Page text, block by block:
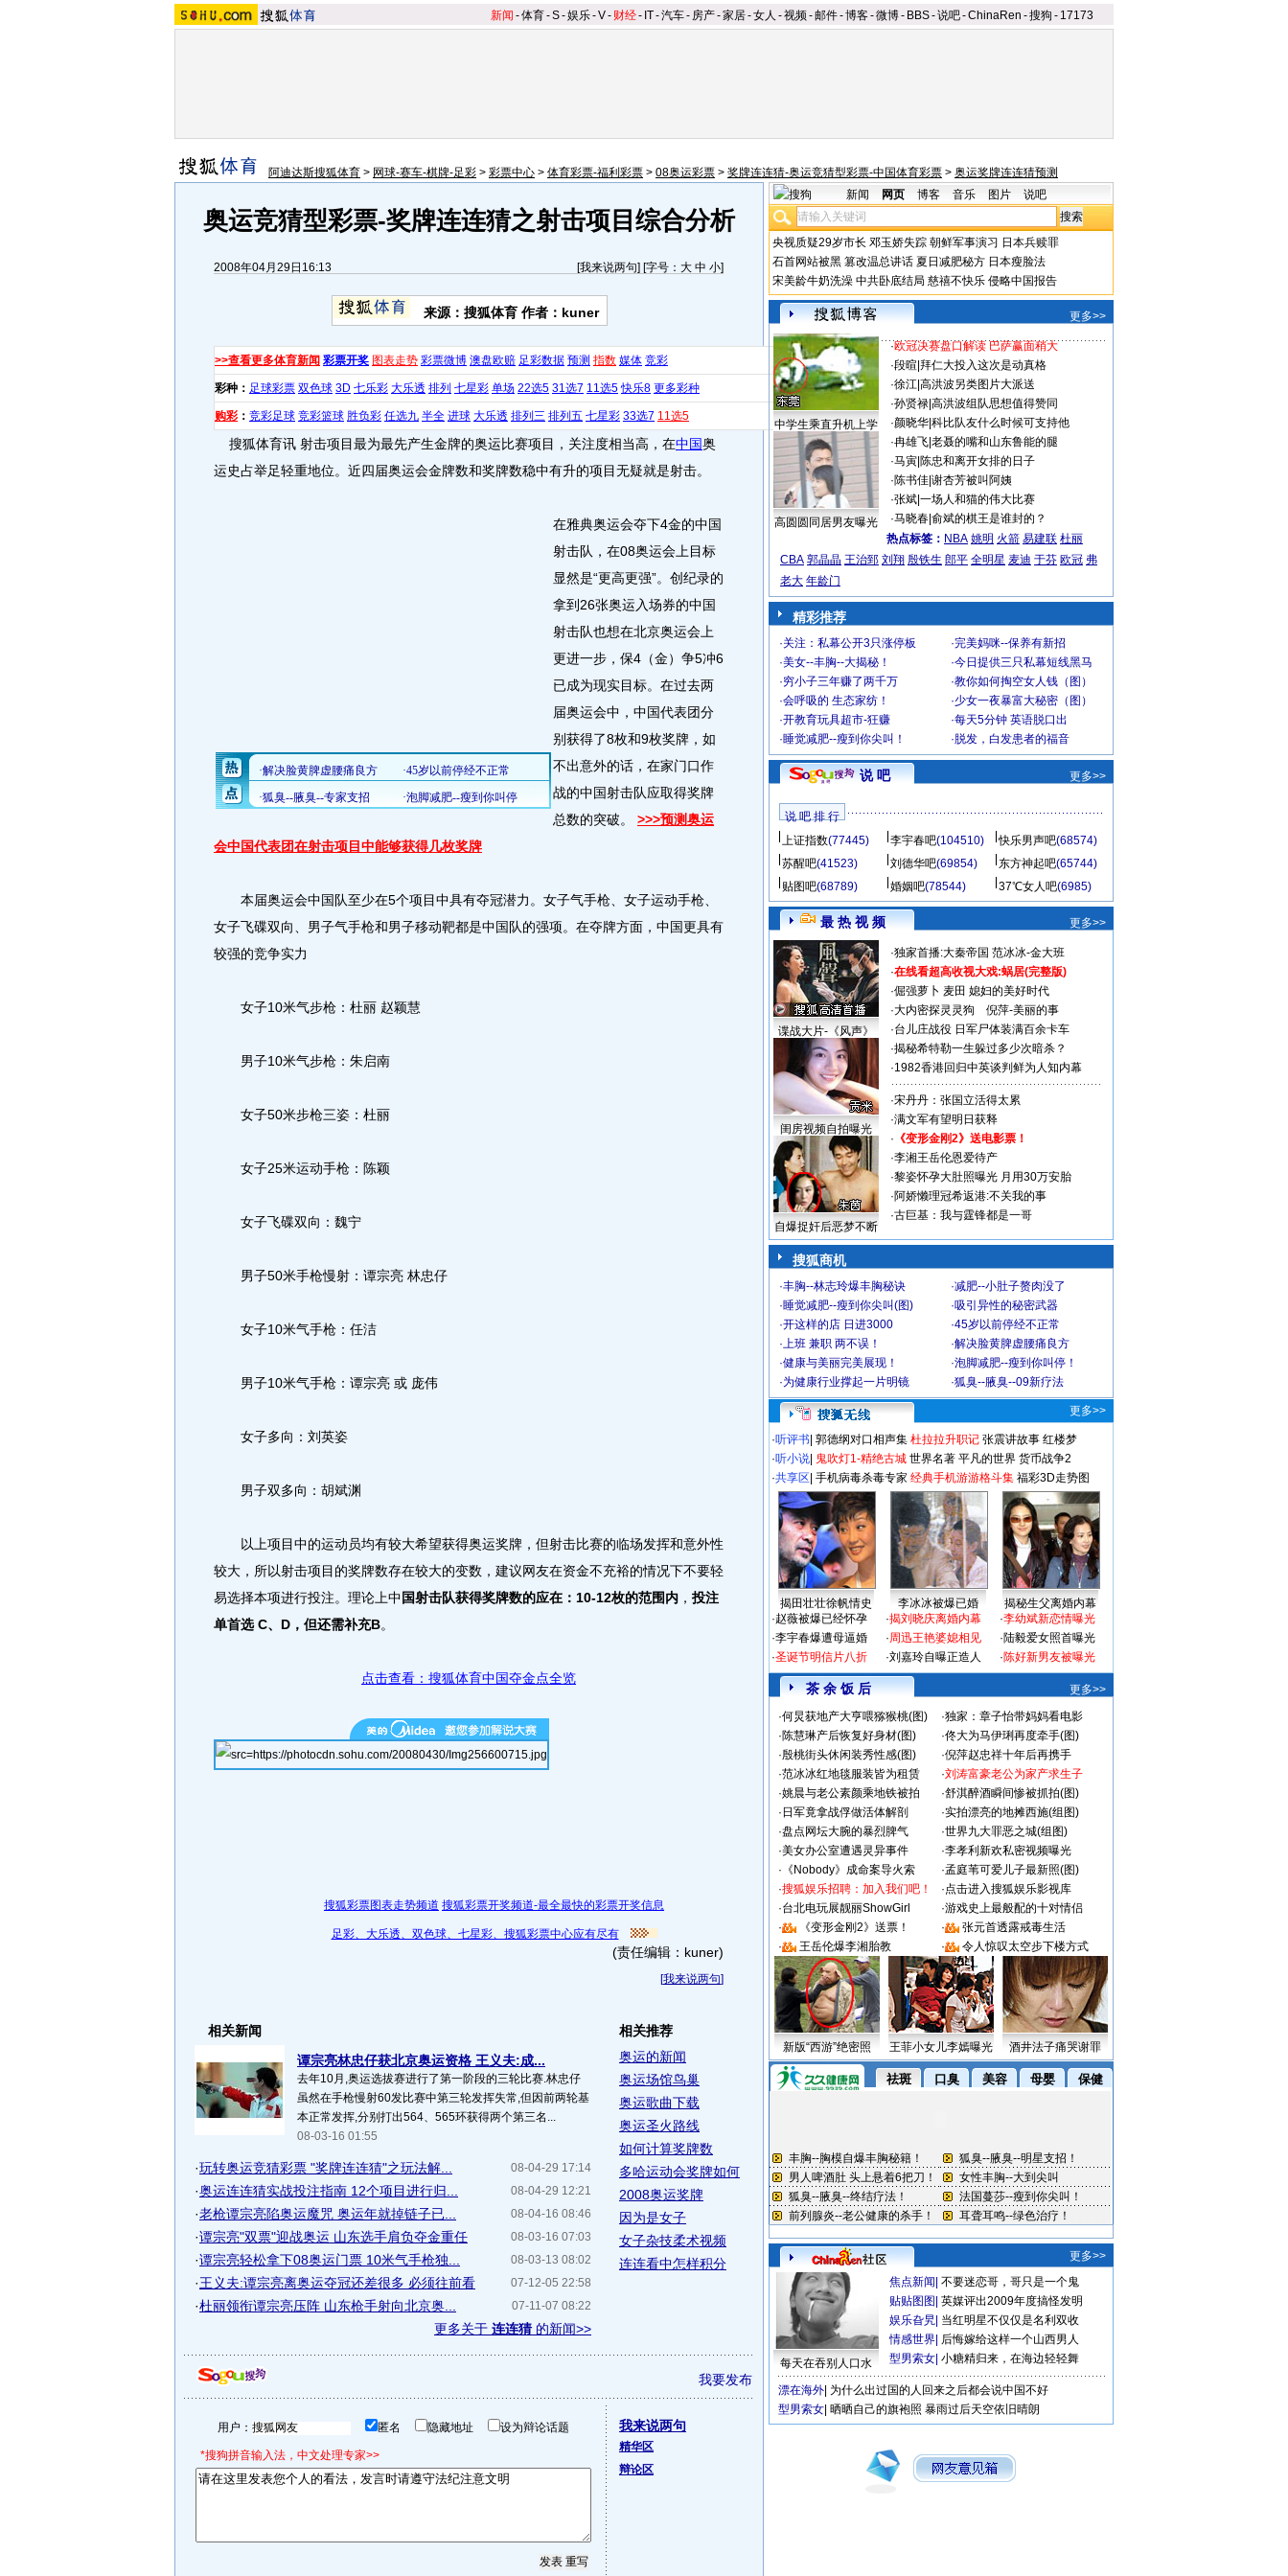
新闻 -体育-S-娱乐-V- 财经- IT-汽车- 房产-家居-女人 -视频-邮件-博客-微博- BBS-说吧-ChinaRen -搜狗 - 17173
阿迪达斯搜狐体育 > 网球-赛车-棋牌-足彩 > 彩票中心 > 体育彩票-福利彩票 > 08奥运彩票 > 奖牌连连猜-奥运竞猜型彩票-中国体育彩票 > 奥运奖牌连连猜预测
奥运竞猜型彩票-奖牌连连猜之射击项目综合分析
2008年04月29日16:13 [我来说两句] [字号： 大 中 小]
来源：搜狐体育 作者：kuner
>>查看更多体育新闻 彩票开奖 图表走势 彩票微博 澳盘欧赔 足彩数据 预测 指数 媒体 竞彩
彩种： 足球彩票 双色球 3D 七乐彩 大乐透 排列 七星彩 单场 22选5 31选7 11选5 快乐8 更多彩种
购彩 ： 竞彩足球 竞彩篮球 胜负彩 任选九 半全 进球 大乐透 排列三 排列五 七星彩 33选7 11选5
搜狐体育讯 射击项目最为最先产生金牌的奥运比赛项目，关注度相当高，在中国奥
运史占举足轻重地位。近四届奥运会金牌数和奖牌数稳中有升的项目无疑就是射击。
在雅典奥运会夺下4金的中国
射击队，在08奥运会上目标
显然是“更高更强”。创纪录的
拿到26张奥运入场券的中国
射击队也想在北京奥运会上
更进一步，保4（金）争5冲6
已成为现实目标。在过去两
届奥运会中，中国代表团分
别获得了8枚和9枚奖牌，如
不出意外的话，在家门口作
战的中国射击队应取得奖牌
总数的突破。 >>>预测奥运
会中国代表团在射击项目中能够获得几枚奖牌
本届奥运会中国队至少在5个项目中具有夺冠潜力。女子气手枪、女子运动手枪、
女子飞碟双向、男子气手枪和男子移动靶都是中国队的强项。在夺牌方面，中国更具有
较强的竞争实力
女子10米气步枪：杜丽 赵颖慧
男子10米气步枪：朱启南
女子50米步枪三姿：杜丽
女子25米运动手枪：陈颖
女子飞碟双向：魏宁
男子50米手枪慢射：谭宗亮 林忠仔
女子10米气手枪：任洁
男子10米气手枪：谭宗亮 或 庞伟
女子多向：刘英姿
男子双多向：胡斌渊
以上项目中的运动员均有较大希望获得奥运奖牌，但射击比赛的临场发挥和意外性
较大，所以射击项目的奖牌数存在较大的变数，建议网友在资金不充裕的情况下不要轻
易选择本项进行投注。理论上中国射击队获得奖牌数的应在：10-12枚的范围内 ， 投注
单首选 C、D，但还需补充B。
点击查看：搜狐体育中国夺金点全览
搜狐彩票图表走势频道 搜狐彩票开奖频道-最全最快的彩票开奖信息
足彩、大乐透、双色球、七星彩、搜狐彩票中心应有尽有
(责任编辑：kuner)
[我来说两句]
相关新闻
谭宗亮林忠仔获北京奥运资格 王义夫:成...
去年10月,奥运选拔赛进行了第一阶段的三轮比赛.林忠仔
虽然在手枪慢射60发比赛中第三轮发挥失常,但因前两轮基
本正常发挥,分别打出564、565环获得两个第三名...
08-03-16 01:55
08-04-29 17:14
·玩转奥运竞猜彩票 "奖牌连连猜"之玩法解...
08-04-29 12:21
·奥运连连猜实战投注指南 12个项目进行归...
08-04-16 08:46
·老枪谭宗亮陷奥运魔咒 奥运年就掉链子已...
08-03-16 07:03
·谭宗亮"双票"迎战奥运 山东选手肩负夺金重任
08-03-13 08:02
·谭宗亮轻松拿下08奥运门票 10米气手枪独...
07-12-05 22:58
·王义夫:谭宗亮离奥运夺冠还差很多 必须往前看
07-11-07 08:22
·杜丽领衔谭宗亮压阵 山东枪手射向北京奥...
更多关于 连连猜的新闻>>
相关推荐
奥运的新闻
奥运场馆鸟巢
奥运歌曲下载
奥运圣火路线
如何计算奖牌数
多哈运动会奖牌如何
2008奥运奖牌
因为是女子
女子杂技柔术视频
连连看中怎样积分
我要发布
用户： 匿名 隐藏地址 设为辩论话题
*搜狗拼音输入法，中文处理专家>>
我来说两句
精华区
辩论区
新闻 网页 博客 音乐 图片 说吧
央视质疑29岁市长 邓玉娇失踪 朝鲜军事演习 日本兵赎罪
石首网站被黑 篡改温总讲话 夏日减肥秘方 日本瘦脸法
宋美龄牛奶洗澡 中共卧底结局 慈禧不快乐 侵略中国报告
更多>>
中学生乘直升机上学
高圆圆同居男友曝光
·欧冠决赛盘口解读 巴萨赢面稍大
·段暄 拜仁大投入这次是动真格
·徐江| 高洪波另类图片大派送
·孙贤禄| 高洪波组队思想值得赞同
·颜晓华| 科比队友什么时候可支持他
·冉雄飞| 老聂的嘴和山东鲁能的腿
·马寅| 陈忠和离开女排的日子
·陈书佳| 谢杏芳被叫阿姨
·张斌| 一场人和猫的伟大比赛
·马晓春| 俞斌的棋王是谁封的？
热点标签： NBA 姚明 火箭 易建联 杜丽
CBA 郭晶晶 王治郅 刘翔 殷铁生 郎平 全明星 麦迪 于芬 欧冠 弗
老大 年龄门
精彩推荐
·关注：私幕公开3只涨停板 ·完美妈咪--保养有新招
·美女--丰胸--大揭秘！ ·今日提供三只私幕短线黑马
·穷小子三年赚了两千万 ·教你如何掏空女人钱（图）
·会呼吸的 生态家纺！ ·少女一夜暴富大秘密（图）
·开教育玩具超市-狂赚 ·每天5分钟 英语脱口出
·睡觉减肥--瘦到你尖叫！ · 脱发，白发患者的福音
说 吧 更多>>
说 吧 排 行
上证指数(77445) 李宇春吧(104510) 快乐男声吧(68574)
苏醒吧(41523) 刘德华吧(69854) 东方神起吧(65744)
贴图吧(68789) 婚姻吧(78544) 37℃女人吧(6985)
最 热 视 频 更多>>
谍战大片-《风声》
闺房视频自拍曝光
自爆捉奸后恶梦不断
·独家首播:大秦帝国 范冰冰-金大班
·在线看超高收视大戏:蜗居(完整版)
·倔强萝卜 麦田 媳妇的美好时代
·大内密探灵灵狗
倪萍-美丽的事
·台儿庄战役 日军尸体装满百余卡车
·揭秘希特勒一生躲过多少次暗杀？
·1982香港回归中英谈判鲜为人知内幕
·宋丹丹：张国立活得太累
·满文军有望明日获释
· 《变形金刚2》送电影票！
·李湘王岳伦恩爱待产
·黎姿怀孕大肚照曝光 月用30万安胎
·阿娇懒理冠希返港:不关我的事
·古巨基：我与霆锋都是一哥
搜狐商机
·丰胸--林志玲爆丰胸秘诀 ·减肥--小肚子赘肉没了
·睡觉减肥--瘦到你尖叫(图) ·吸引异性的秘密武器
·开这样的店 日进3000 ·45岁以前停经不正常
·上班 兼职 两不误！ ·解决脸黄脾虚腰痛良方
·健康与美丽完美展现！ ·泡脚减肥--瘦到你叫停！
·为健康行业撑起一片明镜 ·狐臭--腋臭--09新疗法
更多>>
·听评书 郭德纲对口相声集 杜拉拉升职记 张震讲故事 红楼梦
·听小说 鬼吹灯1-精绝古城 世界名著 平凡的世界 货币战争2
·共享区 手机病毒杀毒专家 经典手机游游格斗集 福彩3D走势图
揭田壮壮徐帆情史 李冰冰被爆已婚
揭秘生父离婚内幕
·赵薇被爆已经怀孕
·李宇春爆遭母逼婚
·圣诞节明信片八折
·揭刘晓庆离婚内幕
·周迅王艳婆媳相见
·刘嘉玲自曝正造人
·李幼斌新恋情曝光
·陆毅爱女照首曝光
·陈好新男友被曝光
茶 余 饭 后
更多>>
·何炅获地产大亨喂猕猴桃(图) ·独家：章子怡带妈妈看电影
·陈慧琳产后恢复好身材(图) ·佟大为马伊琍再度牵手(图)
·殷桃街头休闲装秀性感(图) ·倪萍赵忠祥十年后再携手
·范冰冰红地毯服装皆为租赁 ·刘涛富豪老公为家产求生子
·姚晨与老公素颜乘地铁被拍 ·舒淇醉酒瞬间惨被抓拍(图)
· 日军竟拿战俘做活体解剖 ·实拍漂亮的地摊西施(组图)
·盘点网坛大腕的暴烈脾气 ·世界九大罪恶之城(组图)
·美女办公室遭遇灵异事件 ·李孝利新欢私密视频曝光
· 《Nobody》成命案导火索 ·孟庭苇可爱儿子最新照(图)
·搜狐娱乐招聘：加入我们吧！ ·点击进入搜狐娱乐影视库
·台北电玩展靓丽ShowGirl ·游戏史上最般配的十对情侣
·
《变形金刚2》送票！ ·
张元首透露戒毒生活
·
王岳伦爆李湘胎教 · 令人惊叹太空步下楼方式
新版“西游”绝密照 王菲小女儿李嫣曝光 酒井法子痛哭谢罪
更多>>
每天在吞别人口水
焦点新闻 不要迷恋哥，哥只是一个鬼
贴贴图图 英媒评出2009年度搞怪发明
娱乐旮旯 当红明星不仅仅是名利双收
情感世界 后悔嫁给这样一个山西男人
型男索女 小糖精归来，在海边轻轻舞
漂在海外 为什么出过国的人回来之后都会说中国不好
型男索女 晒晒自己的旗袍照 暴雨过后天空依旧晴朗